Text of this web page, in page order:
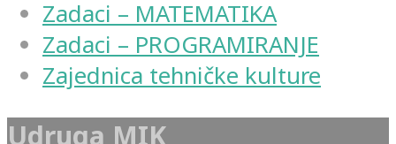
Zadaci – MATEMATIKA
Zadaci – PROGRAMIRANJE
Zajednica tehničke kulture
Udruga MIK